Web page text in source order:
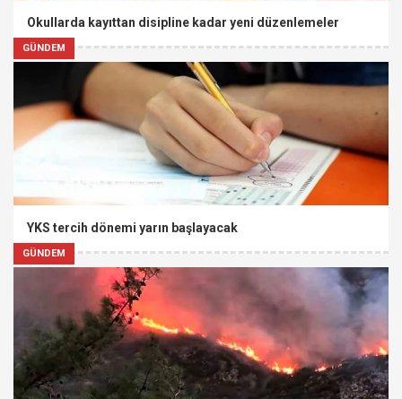
GÜNDEM
Okullarda kayıttan disipline kadar yeni düzenlemeler
GÜNDEM
YKS tercih dönemi yarın başlayacak